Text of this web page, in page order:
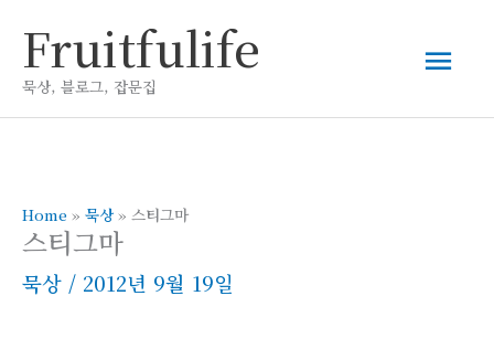
로
Fruitfulife
묵상, 블로그, 잡문집
메
인
Home » 묵상 » 스티그마
스티그마
묵상 / 2012년 9월 19일